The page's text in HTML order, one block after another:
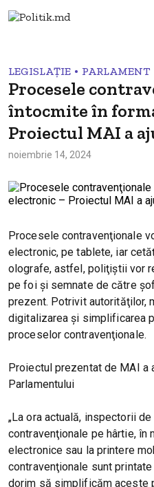
LEGISLAȚIE • PARLAMENT
Procesele
întocmite în
Proiectul MAI a
noiembrie 14, 2024
Procesele contravenţionale
electronic, pe tablete, iar
olografe, astfel, poliţiştii vor
pe foi şi semnate de către
prezent. Potrivit autorităţilor,
digitalizarea şi simplificarea
proceselor contravenţionale.
Proiectul prezentat de MAI a
Parlamentului
„La ora actuală, inspectorii
contravenţionale pe hârtie, în
electronice sau la printere
contravenţionale sunt
dorim să simplificăm aceste